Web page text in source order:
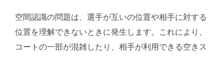
空間認識の問題は、選手が互いの位置や相手に対する
位置を理解できないときに発生します。これにより、
コートの一部が混雑したり、相手が利用できる空きス